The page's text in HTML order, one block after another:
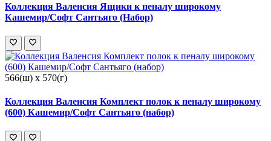
Коллекция Валенсия Ящики к пеналу широкому
Кашемир/Софт Сантьяго (Набор)
566(ш) x 570(г)
Коллекция Валенсия Комплект полок к пеналу широкому
(600) Кашемир/Софт Сантьяго (набор)